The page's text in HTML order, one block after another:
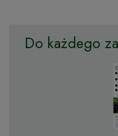
Do każdego